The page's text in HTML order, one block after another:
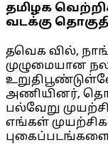
தமிழக
வடக்கு
தவெக வில்,
முழுமையான
அணியினர்,
பல்வேறு
எங்கள்